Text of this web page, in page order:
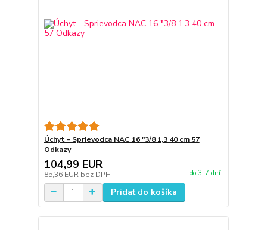
Úchyt - Sprievodca NAC 16 "3/8 1,3 40 cm 57
Odkazy
104,99 EUR
85,36 EUR bez DPH do 3-7 dní
Pridať do košíka